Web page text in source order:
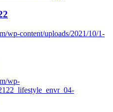
wp-content/uploads/2021/10/1-
wp-